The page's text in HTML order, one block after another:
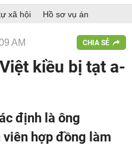
xã hội Hồ sơ vụ án
AM CHIA SẺ
kiều bị tạt a-
định là ông
viên hợp đồng làm